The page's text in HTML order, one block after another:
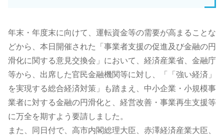
年末・年度末に向けて、運転資金等の需要が高まることな
どから、本日開催された「事業者支援の促進及び金融の円
滑化に関する意見交換会」において、経済産業省、金融庁
等から、出席した官民金融機関等に対し、「「強い経済」
を実現する総合経済対策」も踏まえ、中小企業・小規模事
業者に対する金融の円滑化と、経営改善・事業再生支援等
に万全を期すよう要請しました。
また、同日付で、高市内閣総理大臣、赤澤経済産業大臣、